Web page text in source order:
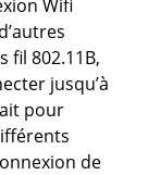
Wifi
fil 802.11B,
jusqu’à
pour
de